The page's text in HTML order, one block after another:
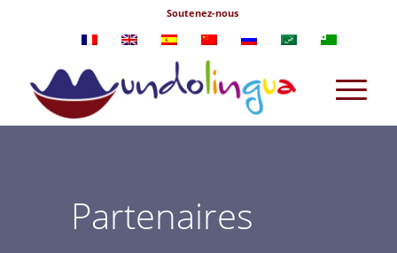
Soutenez-nous
Partenaires